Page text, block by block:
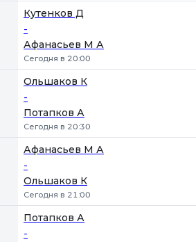
Кутенков Д
-
Афанасьев М А
Сегодня в 20:00
Ольшаков К
-
Потапков А
Сегодня в 20:30
Афанасьев М А
-
Ольшаков К
Сегодня в 21:00
Потапков А
-